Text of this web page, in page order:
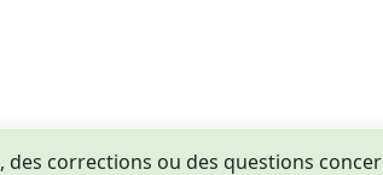
corrections ou des questions